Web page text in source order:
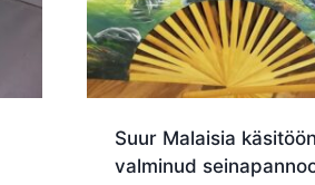
Suur Malaisia
valminud